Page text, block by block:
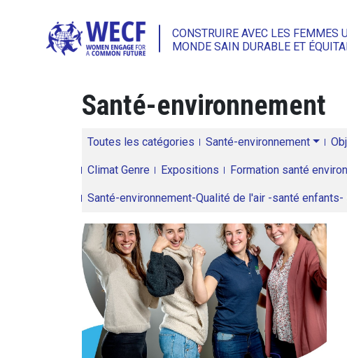
CONSTRUIRE AVEC LES FEMMES
MONDE SAIN DURABLE ET
Santé-environnement
Toutes les catégories Santé-environnement
Climat Genre Expositions Formation santé
Santé-environnement-Qualité de l'air -santé